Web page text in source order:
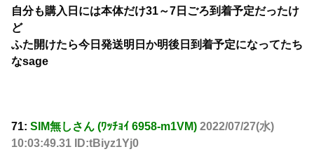
自分も購入日には本体だけ31～7日ごろ到着予定だったけ
ど
ふた開けたら今日発送明日か明後日到着予定になってたち
なsage
71: SIM無しさん (ﾜｯﾁｮｲ 6958-m1VM) 2022/07/27(水)
10:03:49.31 ID:tBiyz1Yj0